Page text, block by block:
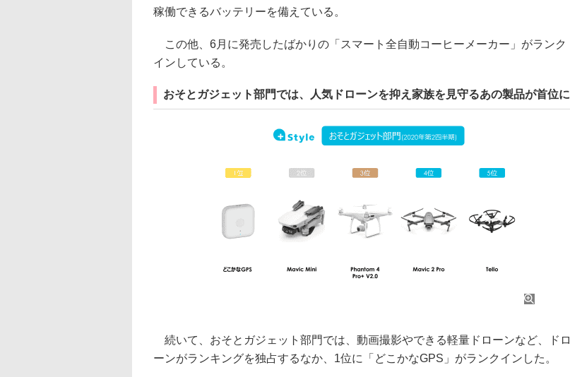
稼働できるバッテリーを備えている。
この他、6月に発売したばかりの「スマート全自動コーヒーメーカー」がランク
インしている。
おそとガジェット部門では、人気ドローンを抑え家族を見守るあの製品が首位に
続いて、おそとガジェット部門では、動画撮影やできる軽量ドローンなど、ドロ
ーンがランキングを独占するなか、1位に「どこかなGPS」がランクインした。